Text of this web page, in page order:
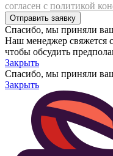
согласен с политикой
Спасибо, мы приняли
Наш менеджер свяжется
чтобы обсудить
Закрыть
Спасибо, мы приняли
Закрыть